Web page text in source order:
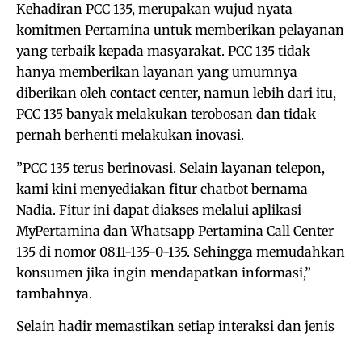
Kehadiran PCC 135, merupakan wujud nyata
komitmen Pertamina untuk memberikan pelayanan
yang terbaik kepada masyarakat. PCC 135 tidak
hanya memberikan layanan yang umumnya
diberikan oleh contact center, namun lebih dari itu,
PCC 135 banyak melakukan terobosan dan tidak
pernah berhenti melakukan inovasi.
”PCC 135 terus berinovasi. Selain layanan telepon,
kami kini menyediakan fitur chatbot bernama
Nadia. Fitur ini dapat diakses melalui aplikasi
MyPertamina dan Whatsapp Pertamina Call Center
135 di nomor 0811-135-0-135. Sehingga memudahkan
konsumen jika ingin mendapatkan informasi,”
tambahnya.
Selain hadir memastikan setiap interaksi dan jenis